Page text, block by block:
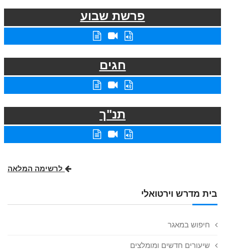
בית מדרש וירטואלי
חיפוש במאגר
שיעורים חדשים ומומלצים
פרשת שבוע
חגים
תנ"ך
לרשימה המלאה